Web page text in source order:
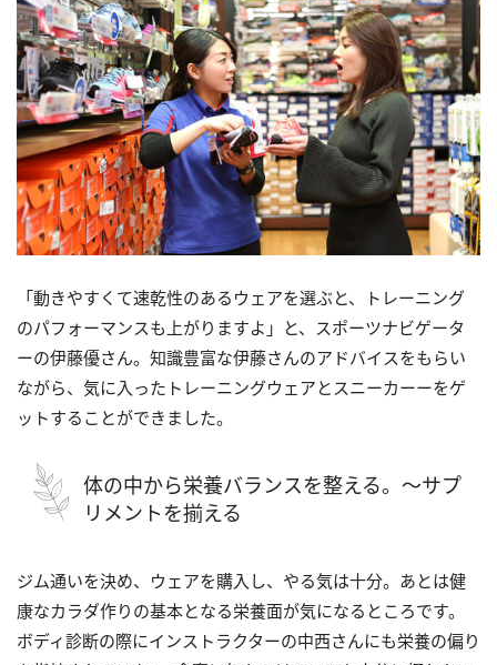
「動きやすくて速乾性のあるウェアを選ぶと、トレーニング
のパフォーマンスも上がりますよ」と、スポーツナビゲータ
ーの伊藤優さん。知識豊富な伊藤さんのアドバイスをもらい
ながら、気に入ったトレーニングウェアとスニーカーーをゲ
ットすることができました。
体の中から栄養バランスを整える。～サプ
リメントを揃える
ジム通いを決め、ウェアを購入し、やる気は十分。あとは健
康なカラダ作りの基本となる栄養面が気になるところです。
ボディ診断の際にインストラクターの中西さんにも栄養の偏り